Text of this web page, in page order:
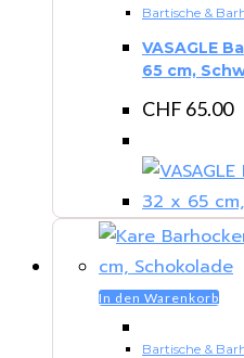
Bartische &
VASAGLE
65 cm,
CHF 65.00
In den Warenkorb
Bartische &